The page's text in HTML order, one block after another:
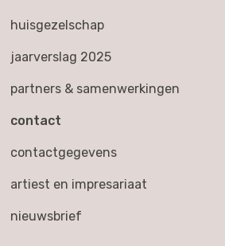
huisgezelschap
jaarverslag 2025
partners & samenwerkingen
contact
contactgegevens
artiest en impresariaat
nieuwsbrief